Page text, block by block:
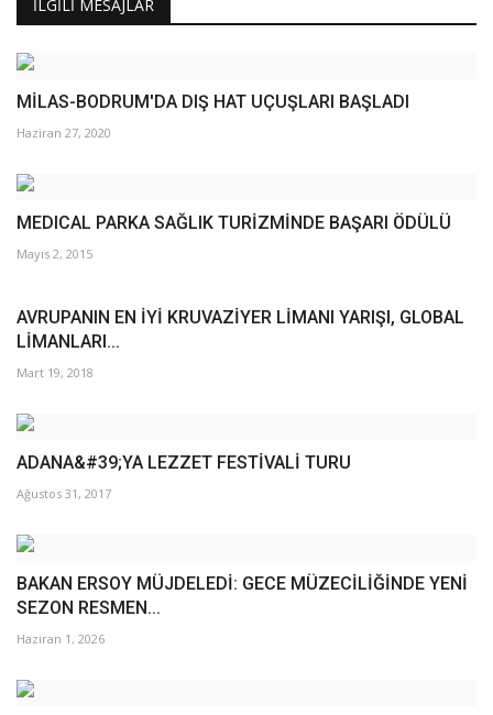
İLGILI MESAJLAR
MİLAS-BODRUM'DA DIŞ HAT UÇUŞLARI BAŞLADI
Haziran 27, 2020
MEDICAL PARKA SAĞLIK TURİZMİNDE BAŞARI ÖDÜLÜ
Mayıs 2, 2015
AVRUPANIN EN İYİ KRUVAZİYER LİMANI YARIŞI, GLOBAL
LİMANLARI...
Mart 19, 2018
ADANA&#39;YA LEZZET FESTİVALİ TURU
Ağustos 31, 2017
BAKAN ERSOY MÜJDELEDİ: GECE MÜZECİLİĞİNDE YENİ
SEZON RESMEN...
Haziran 1, 2026